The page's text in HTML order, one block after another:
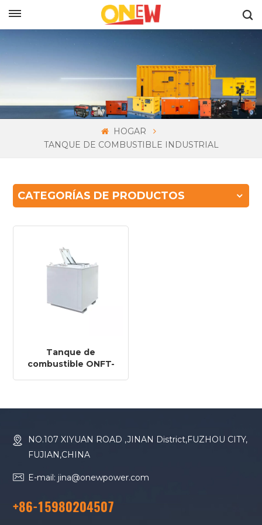
HOGAR
TANQUE DE COMBUSTIBLE INDUSTRIAL
CATEGORÍAS DE PRODUCTOS
Tanque de
combustible ONFT-
NO.107 XIYUAN ROAD ,JINAN District,FUZHOU CITY,
FUJIAN,CHINA
E-mail: jina@onewpower.com
+86-15980204507